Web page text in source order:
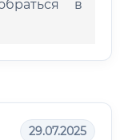
в
29.07.2025